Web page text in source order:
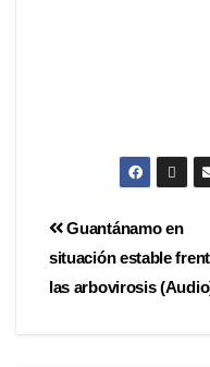
Guantánamo en
situación estable
las arbovirosis